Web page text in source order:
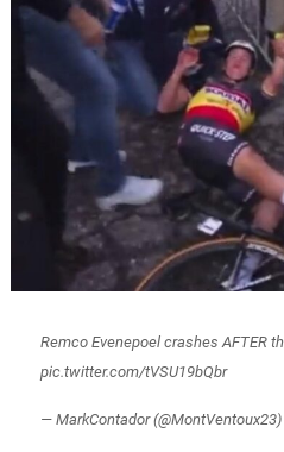
Remco Evenepoel crashes AFTER
pic.twitter.com/tVSU19bQbr
— MarkContador